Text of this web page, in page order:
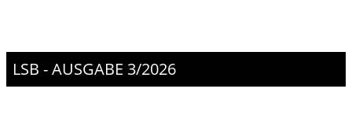
LSB - AUSGABE 3/2026